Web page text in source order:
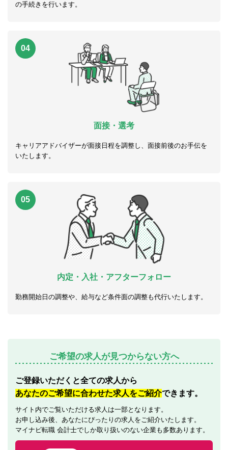
の手続きを行います。
04
面接・選考
キャリアアドバイザーが面接日程を調整し、面接前後のお手伝を
いたします。
05
内定・入社・アフターフォロー
勤務開始日の調整や、給与など条件面の調整も代行いたします。
ご希望の求人が見つからない方へ
ご登録いただくと全ての求人から
あなたのご希望に合わせた求人をご紹介できます。
サイト内でご覧いただける求人は一部となります。
お申し込み後、あなたにぴったりの求人をご紹介いたします。
マイナビ転職 会計士でしか取り扱いのない企業も多数あります。